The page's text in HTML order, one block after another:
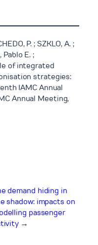
P. ; SZKLO, A. ;
Pablo E. ;
of integrated
strategies:
IAMC Annual
Annual Meeting,
demand hiding in
shadow: impacts on
passenger
→